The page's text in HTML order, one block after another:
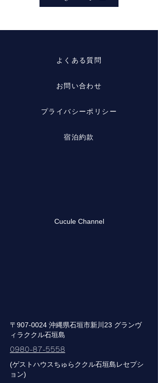
よくある質問
お問い合わせ
プライバシーポリシー
宿泊約款
Cucule Channel
〒907-0024 沖縄県石垣市新川23 グランヴ
ィラククル石垣島
0980-87-5558
(ゲストハウスちゅらククル石垣島レセプシ
ョン)